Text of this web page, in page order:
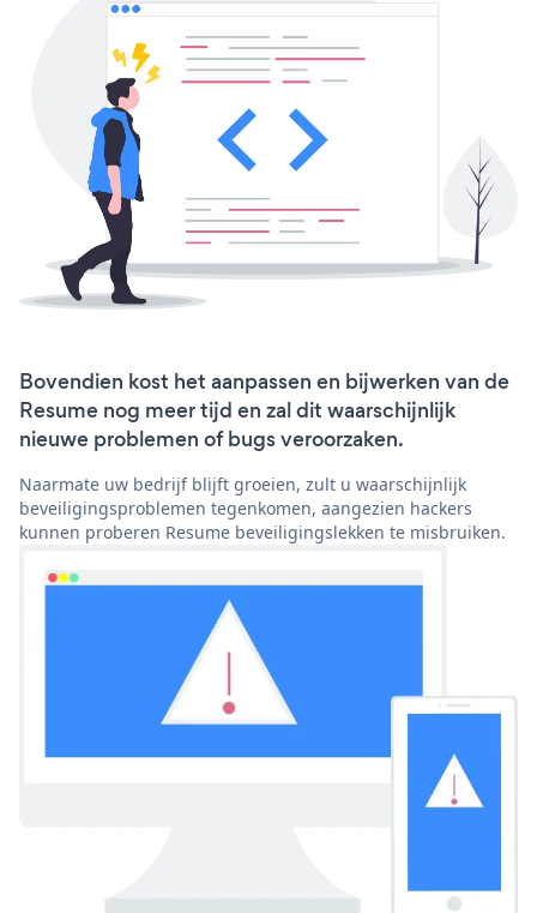
Bovendien kost het aanpassen en bijwerken van de
Resume nog meer tijd en zal dit waarschijnlijk
nieuwe problemen of bugs veroorzaken.
Naarmate uw bedrijf blijft groeien, zult u waarschijnlijk
beveiligingsproblemen tegenkomen, aangezien hackers
kunnen proberen Resume beveiligingslekken te misbruiken.